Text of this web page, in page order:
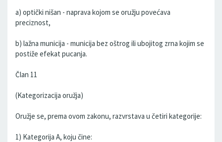
a) optički nišan - naprava kojom se oružju povećava
preciznost,
b) lažna municija - municija bez oštrog ili ubojitog zrna kojim se
postiže efekat pucanja.
Član 11
(Kategorizacija oružja)
Oružje se, prema ovom zakonu, razvrstava u četiri kategorije:
1) Kategorija A, koju čine: